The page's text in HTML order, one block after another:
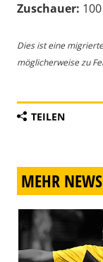
Zuschauer: 100
Dies ist eine
möglicherweise zu
TEILEN
MEHR